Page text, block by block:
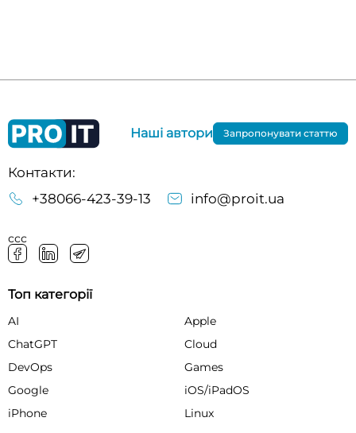
Контакти:
+38066-423-39-13
info@proit.ua
ссс
Наші автори Запропонувати статтю
Топ категорії
AI
Apple
ChatGPT
Cloud
DevOps
Games
Google
iOS/iPadOS
iPhone
Linux